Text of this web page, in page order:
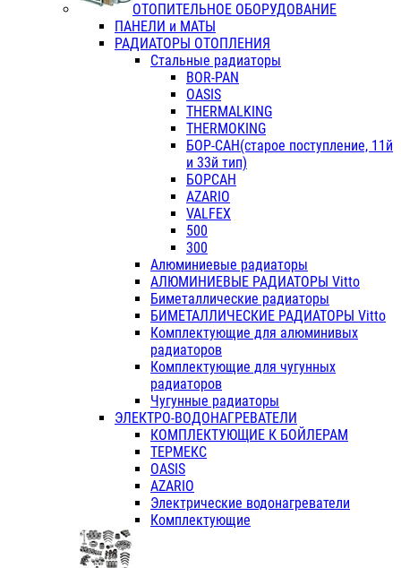
ОТОПИТЕЛЬНОЕ ОБОРУДОВАНИЕ
ПАНЕЛИ и МАТЫ
РАДИАТОРЫ ОТОПЛЕНИЯ
Стальные радиаторы
BOR-PAN
OASIS
THERMALKING
THERMOKING
БОР-САН(старое поступление, 11й
и 33й тип)
БОРСАН
AZARIO
VALFEX
500
300
Алюминиевые радиаторы
АЛЮМИНИЕВЫЕ РАДИАТОРЫ Vitto
Биметаллические радиаторы
БИМЕТАЛЛИЧЕСКИЕ РАДИАТОРЫ Vitto
Комплектующие для алюминивых
радиаторов
Комплектующие для чугунных
радиаторов
Чугунные радиаторы
ЭЛЕКТРО-ВОДОНАГРЕВАТЕЛИ
КОМПЛЕКТУЮЩИЕ К БОЙЛЕРАМ
ТЕРМЕКС
OASIS
AZARIO
Электрические водонагреватели
Комплектующие